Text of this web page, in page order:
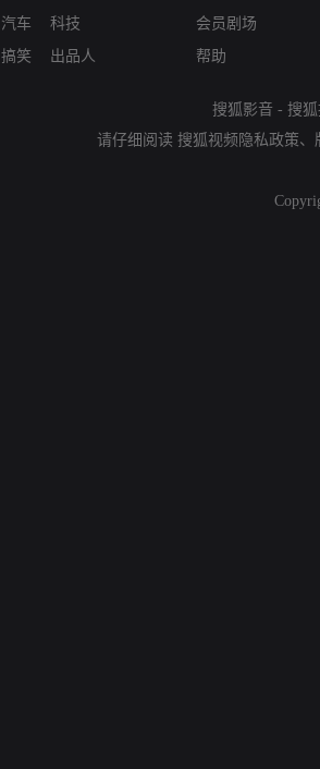
汽车
搞笑
科技
出品人
会员剧场
帮助
搜狐影音 - 搜
请仔细阅读 搜狐视频隐私政策、